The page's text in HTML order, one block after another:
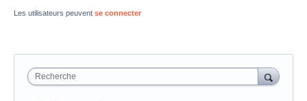
Les utilisateurs peuvent se connecter
Recherche